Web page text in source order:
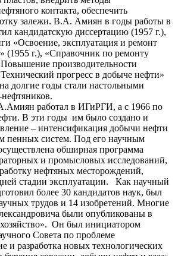
контакта, обеспечить
залежи. В.А. Амиян в годы работы в
кандидатскую диссертацию (1957 г.),
«Освоение, эксплуатация и ремонт
(1955 г.), «Справочник по ремонту
производительности
прогресс в добыче нефти»
долгие годы стали настольными
работал в ИГиРГИ, а с 1966 по
В эти годы им было создано и
– интенсификация добычи нефти
пенных систем. Под его научным
обширная программа
и промысловых исследований,
нефтяных месторождений,
стадии эксплуатации. Как научный
более 30 кандидатов наук, был
трудов и 14 изобретений. Многие
были опубликованы в
Он был инициатором
Совета по проблеме
и разработка новых технологических